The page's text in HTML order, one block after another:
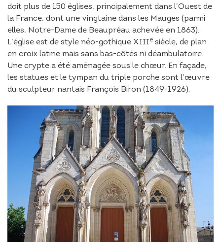
doit plus de 150 églises, principalement dans l’Ouest de
la France, dont une vingtaine dans les Mauges (parmi
elles, Notre-Dame de Beaupréau achevée en 1863).
L’église est de style néo-gothique XIIIe siècle, de plan
en croix latine mais sans bas-côtés ni déambulatoire.
Une crypte a été aménagée sous le chœur. En façade,
les statues et le tympan du triple porche sont l’œuvre
du sculpteur nantais François Biron (1849-1926).